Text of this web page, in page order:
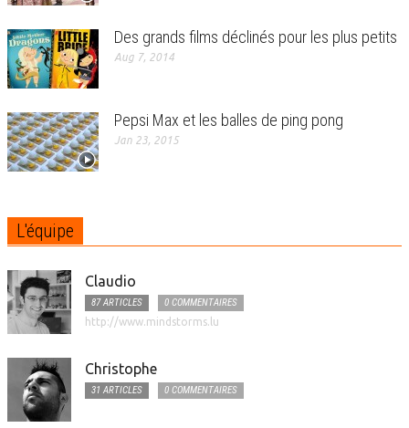
Des grands films déclinés pour les plus petits
Aug 7, 2014
Pepsi Max et les balles de ping pong
Jan 23, 2015
L'équipe
Claudio
87 ARTICLES
0 COMMENTAIRES
http://www.mindstorms.lu
Christophe
31 ARTICLES 0 COMMENTAIRES